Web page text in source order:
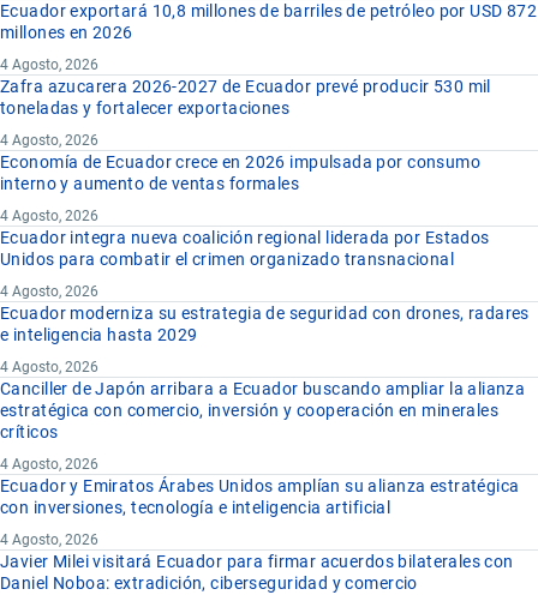
Ecuador exportará 10,8 millones de barriles de petróleo por USD 872
millones en 2026
4 Agosto, 2026
Zafra azucarera 2026-2027 de Ecuador prevé producir 530 mil
toneladas y fortalecer exportaciones
4 Agosto, 2026
Economía de Ecuador crece en 2026 impulsada por consumo
interno y aumento de ventas formales
4 Agosto, 2026
Ecuador integra nueva coalición regional liderada por Estados
Unidos para combatir el crimen organizado transnacional
4 Agosto, 2026
Ecuador moderniza su estrategia de seguridad con drones, radares
e inteligencia hasta 2029
4 Agosto, 2026
Canciller de Japón arribara a Ecuador buscando ampliar la alianza
estratégica con comercio, inversión y cooperación en minerales
críticos
4 Agosto, 2026
Ecuador y Emiratos Árabes Unidos amplían su alianza estratégica
con inversiones, tecnología e inteligencia artificial
4 Agosto, 2026
Javier Milei visitará Ecuador para firmar acuerdos bilaterales con
Daniel Noboa: extradición, ciberseguridad y comercio